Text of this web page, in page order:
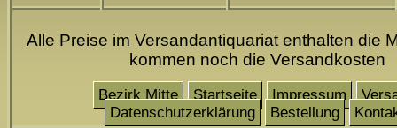
Alle Preise im Versandantiquariat enthalten die
kommen noch die Versandkosten
Bezirk Mitte Startseite Impressum
Datenschutzerklärung
Bestellung